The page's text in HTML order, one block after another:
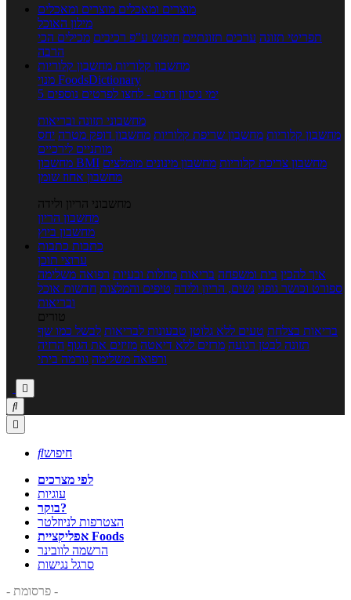
מוצרים ומאכלים מוצרים ומאכלים
מילון האוכל
תפריטי תזונה ערכים תזונתיים חיפוש ע"פ רכיבים מכילים הכי
הרבה
מחשבון קלוריות מחשבון קלוריות
מנוי FoodsDictionary
5 ימי ניסיון חינם - לחצו לפרטים נוספים
מחשבוני תזונה ובריאות
מחשבון קלוריות מחשבון שריפת קלוריות מחשבון דופק מטרה יחס
מותניים לירכיים
מחשבון BMI
מחשבון צריכת קלוריות מחשבון מינונים מומלצים
מחשבון אחוז שומן
מחשבוני הריון ולידה
מחשבון הריון
מחשבון ביוץ
כתבות כתבות
ערוצי תוכן
איך להכין בית ומשפחה בריאות מחלות ובעיות רפואה משלימה
ספורט וכושר גופני נשים, הריון ולידה טיפים והמלצות חדשות אוכל
ובריאות
טורים
בריאות בצלחת טעים ללא גלוטן טבעונות לבריאות לבשל כמו שף
תזונה לבטן רגועה מרזים ללא דיאטה מזיזים את הגוף הרזיה
ורפואה משלימה גורמה ביתי



חיפוש
לפי מצרכים
עוגיות
בוקר?
הצטרפות לניוזלטר
אפליקציית Foods
הרשמה לוובינר
סרגל נגישות
- פרסומת -